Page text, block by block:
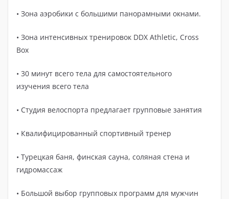
• Зона аэробики с большими панорамными окнами.
• Зона интенсивных тренировок DDX Athletic, Cross
Box
• 30 минут всего тела для самостоятельного
изучения всего тела
• Студия велоспорта предлагает групповые занятия
• Квалифицированный спортивный тренер
• Турецкая баня, финская сауна, соляная стена и
гидромассаж
• Большой выбор групповых программ для мужчин